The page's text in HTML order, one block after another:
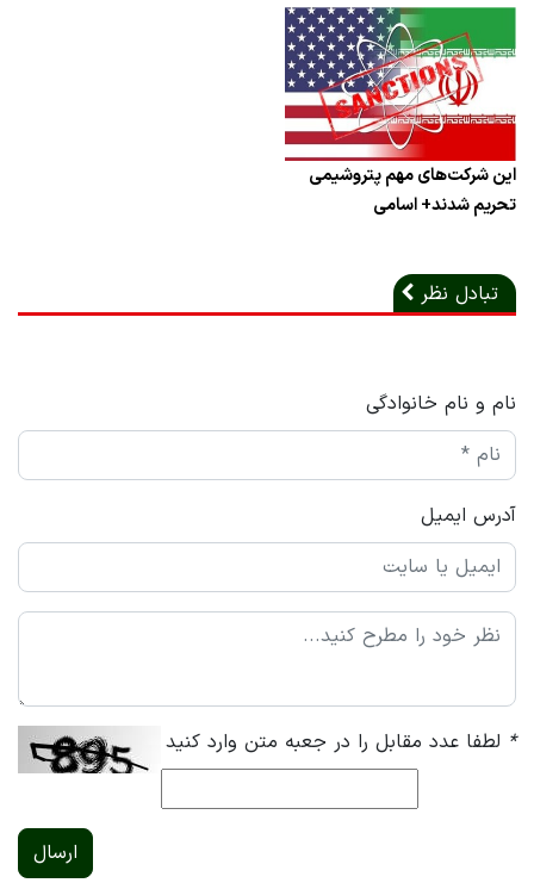
این شرکت‌های مهم پتروشیمی
تحریم شدند+ اسامی
تبادل نظر
نام و نام خانوادگی
آدرس ایمیل
* لطفا عدد مقابل را در جعبه متن وارد کنید
ارسال